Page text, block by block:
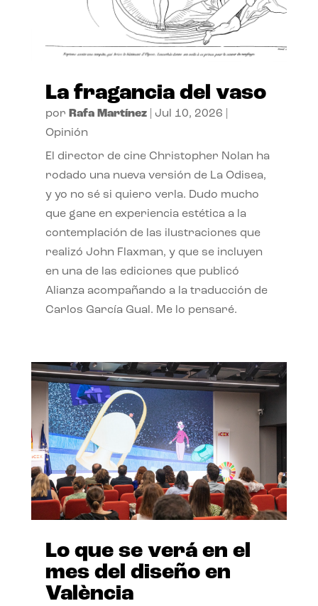
La fragancia del vaso
por Rafa Martínez| Jul 10, 2026
Opinión
El director de cine Christopher Nolan ha
rodado una nueva versión de La Odisea,
y yo no sé si quiero verla. Dudo mucho
que gane en experiencia estética a la
contemplación de las ilustraciones que
realizó John Flaxman, y que se incluyen
en una de las ediciones que publicó
Alianza acompañando a la traducción de
Carlos García Gual. Me lo pensaré.
Lo que se verá en el
mes del diseño en
València